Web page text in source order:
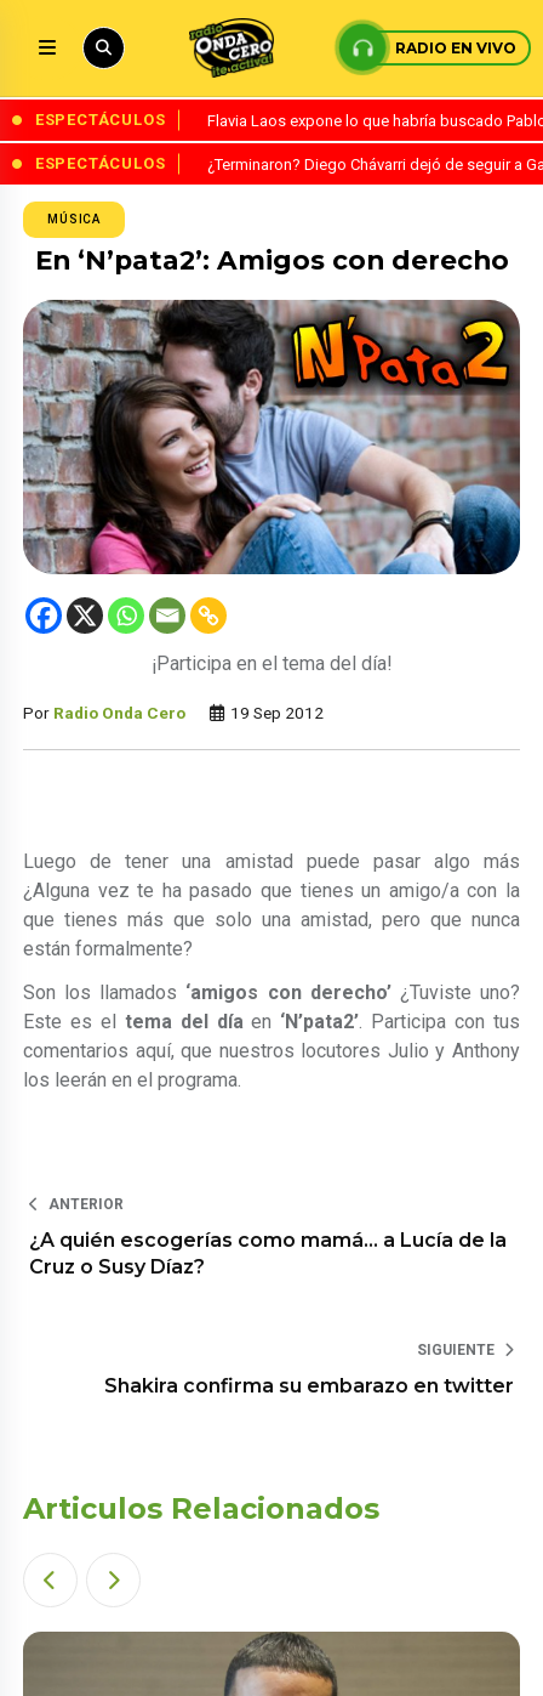
RADIO EN VIVO
ESPECTÁCULOS Flavia Laos expone lo que habría buscado
ESPECTÁCULOS ¿Terminaron? Diego Chávarri dejó de seguir a
MÚSICA
En ‘N’pata2’: Amigos con derecho
¡Participa en el tema del día!
Por Radio Onda Cero 19 Sep 2012
Luego de tener una amistad puede pasar algo más
¿Alguna vez te ha pasado que tienes un amigo/a con la
que tienes más que solo una amistad, pero que nunca
están formalmente?
Son los llamados ‘amigos con derecho’¿Tuviste uno?
Este es el tema del díaen ‘N’pata2’. Participa con tus
comentarios aquí, que nuestros locutores Julio y Anthony
los leerán en el programa.
ANTERIOR
¿A quién escogerías como mamá… a Lucía de la
Cruz o Susy Díaz?
SIGUIENTE
Shakira confirma su embarazo en twitter
Articulos Relacionados